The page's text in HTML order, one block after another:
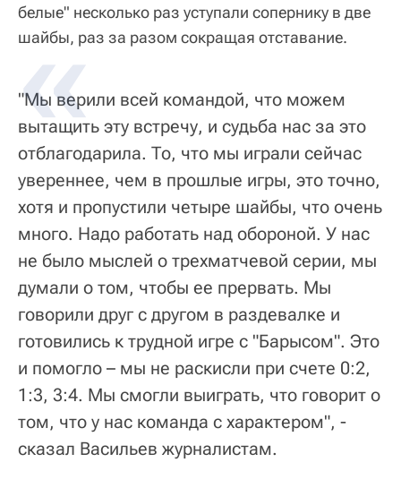
белые" несколько раз уступали сопернику в две
шайбы, раз за разом сокращая отставание.
"Мы верили всей командой, что можем
вытащить эту встречу, и судьба нас за это
отблагодарила. То, что мы играли сейчас
увереннее, чем в прошлые игры, это точно,
хотя и пропустили четыре шайбы, что очень
много. Надо работать над обороной. У нас
не было мыслей о трехматчевой серии, мы
думали о том, чтобы ее прервать. Мы
говорили друг с другом в раздевалке и
готовились к трудной игре с "Барысом". Это
и помогло – мы не раскисли при счете 0:2,
1:3, 3:4. Мы смогли выиграть, что говорит о
том, что у нас команда с характером", -
сказал Васильев журналистам.